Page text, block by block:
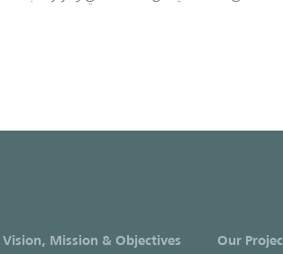
Mission & Objectives Our